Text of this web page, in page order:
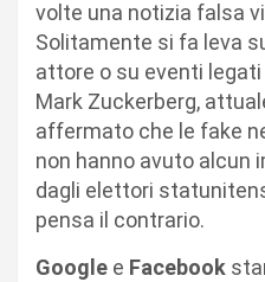
volte una notizia falsa
Solitamente si fa leva
attore o su eventi legati
Mark Zuckerberg,
affermato che le fake
non hanno avuto alcun
dagli elettori
pensa il contrario.
Google e Facebook